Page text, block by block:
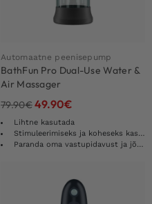
Automaatne peenisepump
BathFun Pro Dual-Use Water &
Air Massager
79.90€49.90€
Lihtne kasutada
Stimuleerimiseks ja koheseks kasvuks
Paranda oma vastupidavust ja jõudlust